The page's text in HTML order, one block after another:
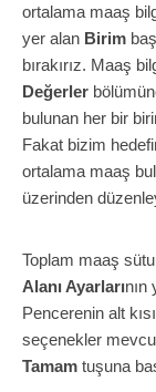
ortalama maaş
yer alan Birim
bırakırız. Maaş
Değerler
bulunan her bir
Fakat bizim
ortalama maaş
üzerinden
Toplam maaş
Alanı Ayarlarının
Pencerenin alt
seçenekler
Tamam tuşuna